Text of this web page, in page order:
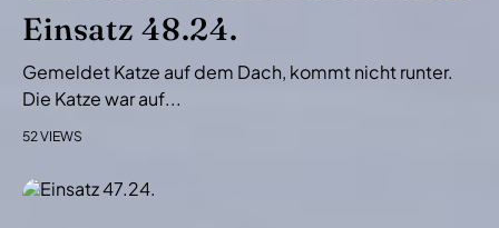
i
n
Einsatz 48.24.
Gemeldet Katze auf dem Dach, kommt nicht runter.
Die Katze war auf...
52 VIEWS